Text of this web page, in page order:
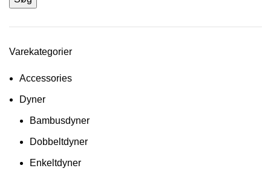
Varekategorier
Accessories
Dyner
Bambusdyner
Dobbeltdyner
Enkeltdyner